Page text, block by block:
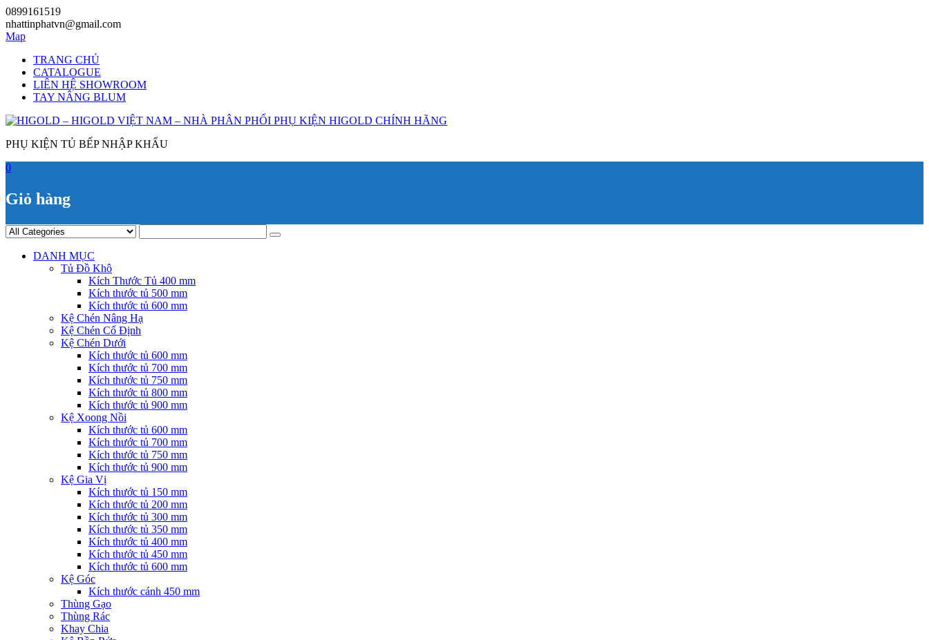
Skip
to
content
0899161519
nhattinphatvn@gmail.com
Map
TRANG CHỦ
CATALOGUE
LIÊN HỆ SHOWROOM
TAY NÂNG BLUM
PHỤ KIỆN TỦ BẾP NHẬP KHẨU
0
Giỏ hàng
DANH MỤC
Tủ Đồ Khô
Kích Thước Tủ 400 mm
Kích thước tủ 500 mm
Kích thước tủ 600 mm
Kệ Chén Nâng Hạ
Kệ Chén Cố Định
Kệ Chén Dưới
Kích thước tủ 600 mm
Kích thước tủ 700 mm
Kích thước tủ 750 mm
Kích thước tủ 800 mm
Kích thước tủ 900 mm
Kệ Xoong Nồi
Kích thước tủ 600 mm
Kích thước tủ 700 mm
Kích thước tủ 750 mm
Kích thước tủ 900 mm
Kệ Gia Vị
Kích thước tủ 150 mm
Kích thước tủ 200 mm
Kích thước tủ 300 mm
Kích thước tủ 350 mm
Kích thước tủ 400 mm
Kích thước tủ 450 mm
Kích thước tủ 600 mm
Kệ Góc
Kích thước cánh 450 mm
Thùng Gạo
Thùng Rác
Khay Chia